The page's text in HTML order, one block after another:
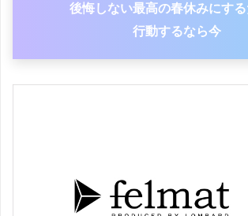
後悔しない最高の春休みにす
行動するなら今